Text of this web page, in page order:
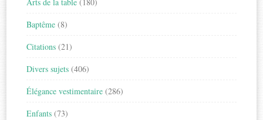
Baptême (8)
Citations (21)
Divers sujets (406)
Élégance vestimentaire (286)
Enfants (73)